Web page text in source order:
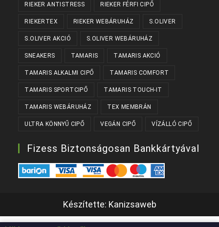
RIEKER ANTISTRESS RIEKER FÉRFI CIPŐ
RIEKERTEX RIEKER WEBÁRUHÁZ S.OLIVER
S.OLIVER AKCIÓ S.OLIVER WEBÁRUHÁZ
SNEAKERS TAMARIS TAMARIS AKCIÓ
TAMARIS ALKALMI CIPŐ TAMARIS COMFORT
TAMARIS SPORTCIPŐ TAMARIS TOUCH-IT
TAMARIS WEBÁRUHÁZ TEX MEMBRÁN
ULTRA KÖNNYŰ CIPŐ VEGÁN CIPŐ VÍZÁLLÓ CIPŐ
Fizess Biztonságosan Bankkártyával
Készítette: Kanizsaweb